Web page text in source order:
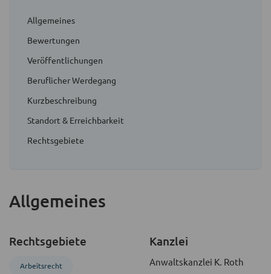
Allgemeines
Bewertungen
Veröffentlichungen
Beruflicher Werdegang
Kurzbeschreibung
Standort & Erreichbarkeit
Rechtsgebiete
Allgemeines
Rechtsgebiete
Arbeitsrecht
Kanzlei
Anwaltskanzlei K. Roth